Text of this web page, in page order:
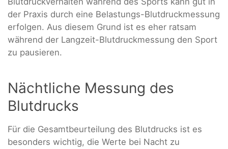
der Praxis durch eine Belastungs-Blutdruckmessung
erfolgen. Aus diesem Grund ist es eher ratsam
während der Langzeit-Blutdruckmessung den Sport
zu pausieren.
Nächtliche Messung des
Blutdrucks
Für die Gesamtbeurteilung des Blutdrucks ist es
besonders wichtig, die Werte bei Nacht zu